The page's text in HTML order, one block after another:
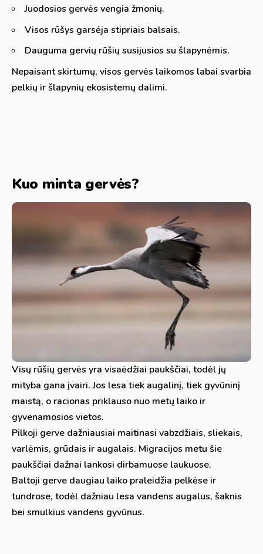
Juodosios gervės vengia žmonių.
Visos rūšys garsėja stipriais balsais.
Dauguma gervių rūšių susijusios su šlapynėmis.
Nepaisant skirtumų, visos gervės laikomos labai svarbia
pelkių ir šlapynių ekosistemų dalimi.
Kuo minta gervės?
Visų rūšių gervės yra visaėdžiai paukščiai, todėl jų
mityba gana įvairi. Jos lesa tiek augalinį, tiek gyvūninį
maistą, o racionas priklauso nuo metų laiko ir
gyvenamosios vietos.
Pilkoji gerve dažniausiai maitinasi vabzdžiais, sliekais,
varlėmis, grūdais ir augalais. Migracijos metu šie
paukščiai dažnai lankosi dirbamuose laukuose.
Baltoji gerve daugiau laiko praleidžia pelkėse ir
tundrose, todėl dažniau lesa vandens augalus, šaknis
bei smulkius vandens gyvūnus.